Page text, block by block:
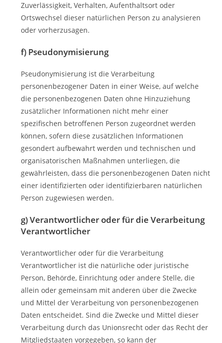
Zuverlässigkeit, Verhalten, Aufenthaltsort oder
Ortswechsel dieser natürlichen Person zu analysieren
oder vorherzusagen.
f) Pseudonymisierung
Pseudonymisierung ist die Verarbeitung
personenbezogener Daten in einer Weise, auf welche
die personenbezogenen Daten ohne Hinzuziehung
zusätzlicher Informationen nicht mehr einer
spezifischen betroffenen Person zugeordnet werden
können, sofern diese zusätzlichen Informationen
gesondert aufbewahrt werden und technischen und
organisatorischen Maßnahmen unterliegen, die
gewährleisten, dass die personenbezogenen Daten nicht
einer identifizierten oder identifizierbaren natürlichen
Person zugewiesen werden.
g) Verantwortlicher oder für die Verarbeitung
Verantwortlicher
Verantwortlicher oder für die Verarbeitung
Verantwortlicher ist die natürliche oder juristische
Person, Behörde, Einrichtung oder andere Stelle, die
allein oder gemeinsam mit anderen über die Zwecke
und Mittel der Verarbeitung von personenbezogenen
Daten entscheidet. Sind die Zwecke und Mittel dieser
Verarbeitung durch das Unionsrecht oder das Recht der
Mitgliedstaaten vorgegeben, so kann der